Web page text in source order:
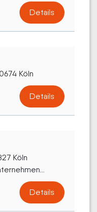
Details
Köln
Details
Köln
Details